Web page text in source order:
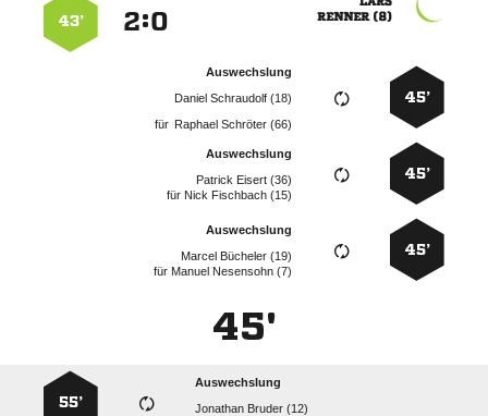
 
:
43’
45’
Auswechslung
  
für   
45’
Auswechslung
  
für   
45’
Auswechslung
  
für   
45'
Auswechslung
  
55’